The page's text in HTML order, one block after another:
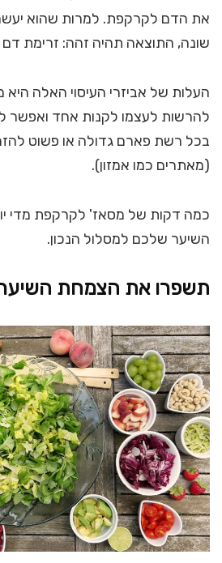
את הדם לקרקפת. למרות שהוא
שונה, התוצאה תהיה זהה: זרימת דם
העלות של אביזרי העיסוי האלה
להרשות לעצמו לקנות אחד ואפשר
בכל רשת פארם גדולה או פשוט
(מאתרים כמו אמזון).
כמה דקות של מסאז' לקרקפת מדי
השיער שלכם למסלול הנכון.
תשפרו את הצמחת